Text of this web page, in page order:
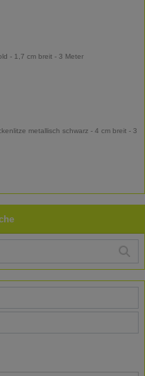
- 1,7 cm breit - 3 Meter
metallisch schwarz - 4 cm breit - 3